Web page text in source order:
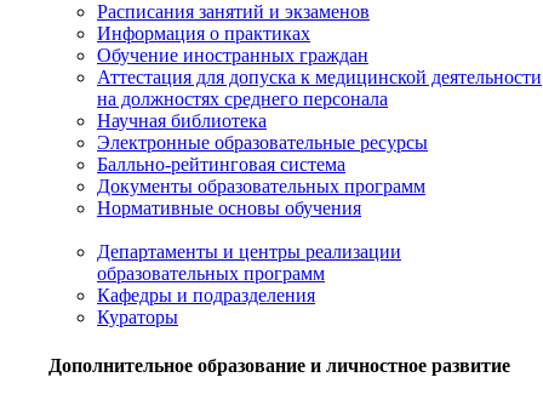
Расписания занятий и экзаменов
Информация о практиках
Обучение иностранных граждан
Аттестация для допуска к медицинской деятельности
на должностях среднего персонала
Научная библиотека
Электронные образовательные ресурсы
Балльно-рейтинговая система
Документы образовательных программ
Нормативные основы обучения
Департаменты и центры реализации
образовательных программ
Кафедры и подразделения
Кураторы
Дополнительное образование и личностное развитие